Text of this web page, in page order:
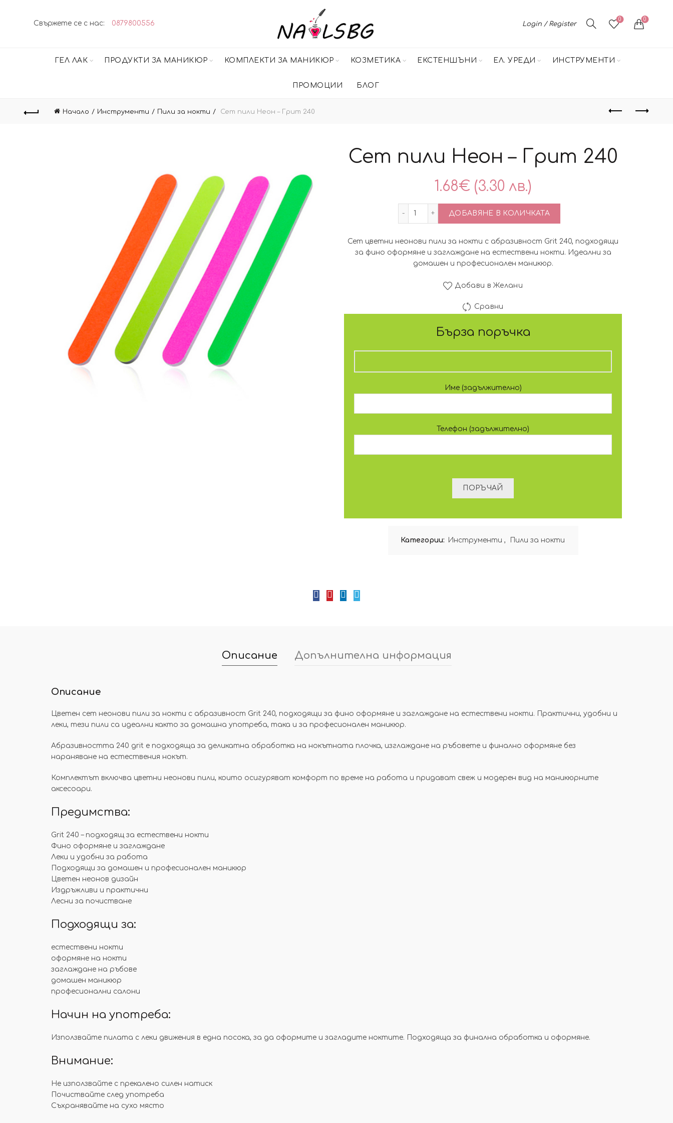
Свържете се с нас: 0879800556 Login / Register
0 0
ГЕЛ ЛАК ПРОДУКТИ ЗА МАНИКЮР КОМПЛЕКТИ ЗА МАНИКЮР КОЗМЕТИКА ЕКСТЕНШЪНИ ЕЛ. УРЕДИ ИНСТРУМЕНТИ
ПРОМОЦИИ БЛОГ
Начало Инструменти Пили за нокти Сет пили Неон – Грит 240
Сет пили Неон – Грит 240
1.68€ (3.30 лв.)
количество за Сет пили Неон – Грит 240
ДОБАВЯНЕ В КОЛИЧКАТА
Сет цветни неонови пили за нокти с абразивност Grit 240, подходящи
за фино оформяне и заглаждане на естествени нокти. Идеални за
домашен и професионален маникюр.
Добави в Желани
Сравни
Бърза поръчка
Име (задължително)
Телефон (задължително)
Категории: Инструменти , Пили за нокти
Описание Допълнителна информация
Описание
Цветен сет неонови пили за нокти с абразивност Grit 240, подходящи за фино оформяне и заглаждане на естествени нокти. Практични, удобни и
леки, тези пили са идеални както за домашна употреба, така и за професионален маникюр.
Абразивността 240 grit е подходяща за деликатна обработка на нокътната плочка, изглаждане на ръбовете и финално оформяне без
нараняване на естествения нокът.
Комплектът включва цветни неонови пили, които осигуряват комфорт по време на работа и придават свеж и модерен вид на маникюрните
аксесоари.
Предимства:
Grit 240 – подходящ за естествени нокти
Фино оформяне и заглаждане
Леки и удобни за работа
Подходящи за домашен и професионален маникюр
Цветен неонов дизайн
Издръжливи и практични
Лесни за почистване
Подходящи за:
естествени нокти
оформяне на нокти
заглаждане на ръбове
домашен маникюр
професионални салони
Начин на употреба:
Използвайте пилата с леки движения в една посока, за да оформите и загладите ноктите. Подходяща за финална обработка и оформяне.
Внимание:
Не използвайте с прекалено силен натиск
Почиствайте след употреба
Съхранявайте на сухо място